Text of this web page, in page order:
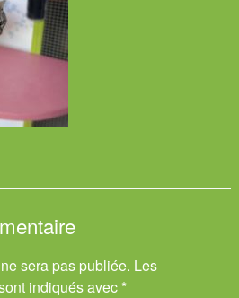
sera pas publiée. Les
indiqués avec *